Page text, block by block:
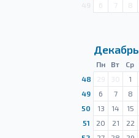
6 7 8
Декабрь
Пн Вт Ср
48
29 30 1
49
6 7 8
50
13 14 15
51
20 21 22